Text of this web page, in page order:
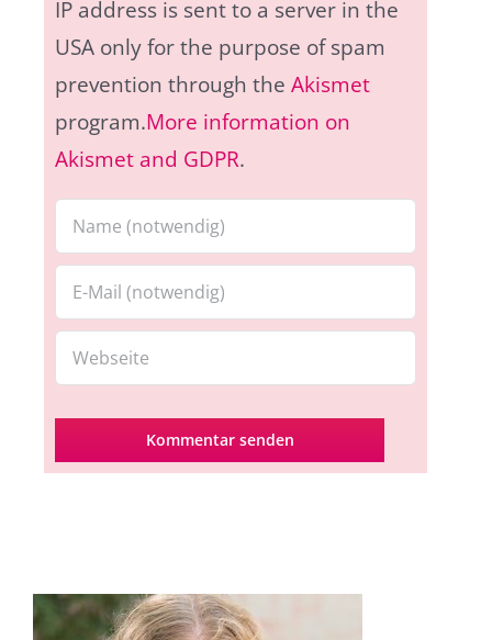
IP address is sent to a server in the
USA only for the purpose of spam
prevention through the Akismet
program.More information on
Akismet and GDPR.